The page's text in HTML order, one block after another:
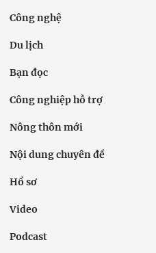
Công nghệ
Du lịch
Bạn đọc
Công nghiệp hỗ trợ
Nông thôn mới
Nội dung chuyên đề
Hồ sơ
Video
Podcast